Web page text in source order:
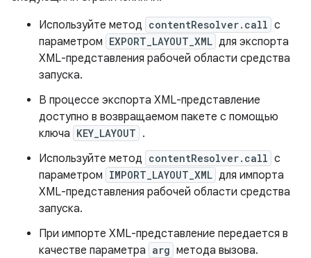
Используйте метод contentResolver.call с
параметром EXPORT_LAYOUT_XML для экспорта
XML-представления рабочей области средства
запуска.
В процессе экспорта XML-представление
доступно в возвращаемом пакете с помощью
ключа KEY_LAYOUT .
Используйте метод contentResolver.call с
параметром IMPORT_LAYOUT_XML для импорта
XML-представления рабочей области средства
запуска.
При импорте XML-представление передается в
качестве параметра arg метода вызова.